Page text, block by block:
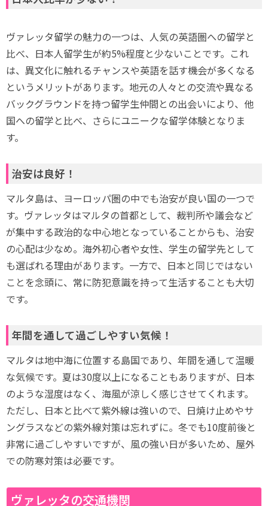
ヴァレッタ留学の魅力の一つは、人気の英語圏への留学と
比べ、日本人留学生が約5%程度と少ないことです。これ
は、異文化に触れるチャンスや英語を話す機会が多くなる
というメリットがあります。地元の人々との交流や異なる
バックグラウンドを持つ留学生仲間との出会いにより、他
国への留学と比べ、さらにユニークな留学体験となりま
す。
治安は良好！
マルタ島は、ヨーロッパ圏の中でも治安が良い国の一つで
す。ヴァレッタはマルタの首都として、裁判所や議会など
が集中する政治的な中心地となっていることからも、治安
の心配は少なめ。海外初心者や女性、学生の留学先として
も選ばれる理由があります。一方で、日本と同じではない
ことを念頭に、常に防犯意識を持って生活することも大切
です。
年間を通して過ごしやすい気候！
マルタは地中海に位置する島国であり、年間を通して温暖
な気候です。夏は30度以上になることもありますが、日本
のような湿度はなく、海風が涼しく感じさせてくれます。
ただし、日本と比べて紫外線は強いので、日焼け止めやサ
ングラスなどの紫外線対策は忘れずに。冬でも10度前後と
非常に過ごしやすいですが、風の強い日が多いため、屋外
での防寒対策は必要です。
ヴァレッタの交通機関